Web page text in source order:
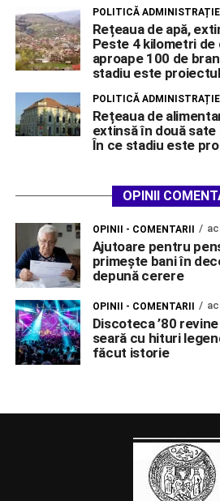
POLITICĂ ADMINISTRAȚIE
Rețeaua de apă,
Peste 4 kilometri
aproape 100 de
stadiu este proiectul
POLITICĂ ADMINISTRAȚIE
Rețeaua de
extinsă în două sate
În ce stadiu este
OPINII
OPINII - COMENTARII
Ajutoare pentru
primește bani în
depună cerere
OPINII - COMENTARII
Discoteca ’80
seară cu hituri
făcut istorie